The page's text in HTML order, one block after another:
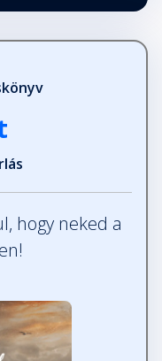
hogy neked a